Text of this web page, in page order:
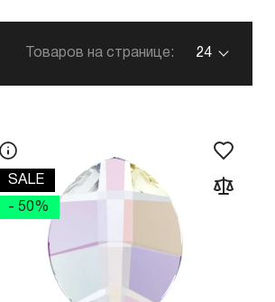
Товаров на странице: 24
SALE
- 50%